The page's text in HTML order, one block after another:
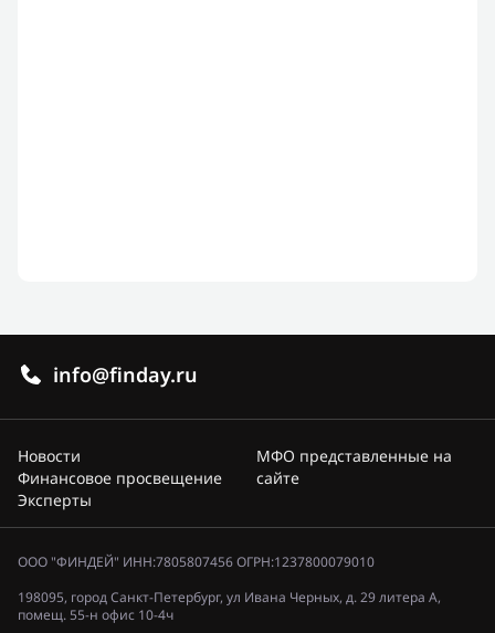
info@finday.ru
Новости
Финансовое просвещение
Эксперты
МФО представленные на
сайте
ООО "ФИНДЕЙ" ИНН:7805807456 ОГРН:1237800079010
198095, город Санкт-Петербург, ул Ивана Черных, д. 29 литера А,
помещ. 55-н офис 10-4ч